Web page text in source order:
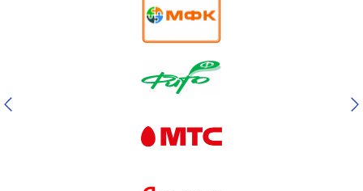
Отслеживание накладной
Нам исполнилось 19 лет!